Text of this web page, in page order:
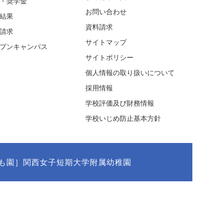
果
求
ンキャンパス
お問い合わせ
資料請求
サイトマップ
サイトポリシー
個人情報の取り扱いについて
採用情報
学校評価及び財務情報
学校いじめ防止基本方針
園］関西女子短期大学附属幼稚園